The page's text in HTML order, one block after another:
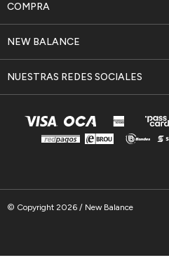
NEW BALANCE
COMPRA
NUESTRAS REDES SOCIALES
© Copyright 2026 / New Balance